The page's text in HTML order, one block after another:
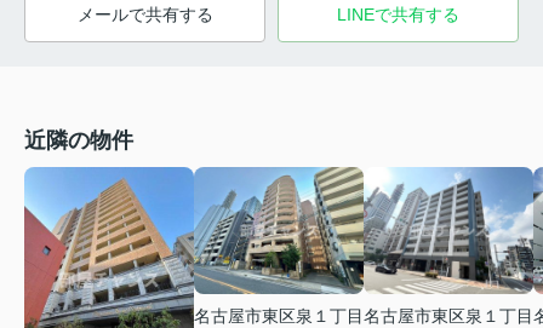
メールで共有する LINEで共有する
近隣の物件
名古屋市東区泉１丁目名古屋市東区泉１丁目